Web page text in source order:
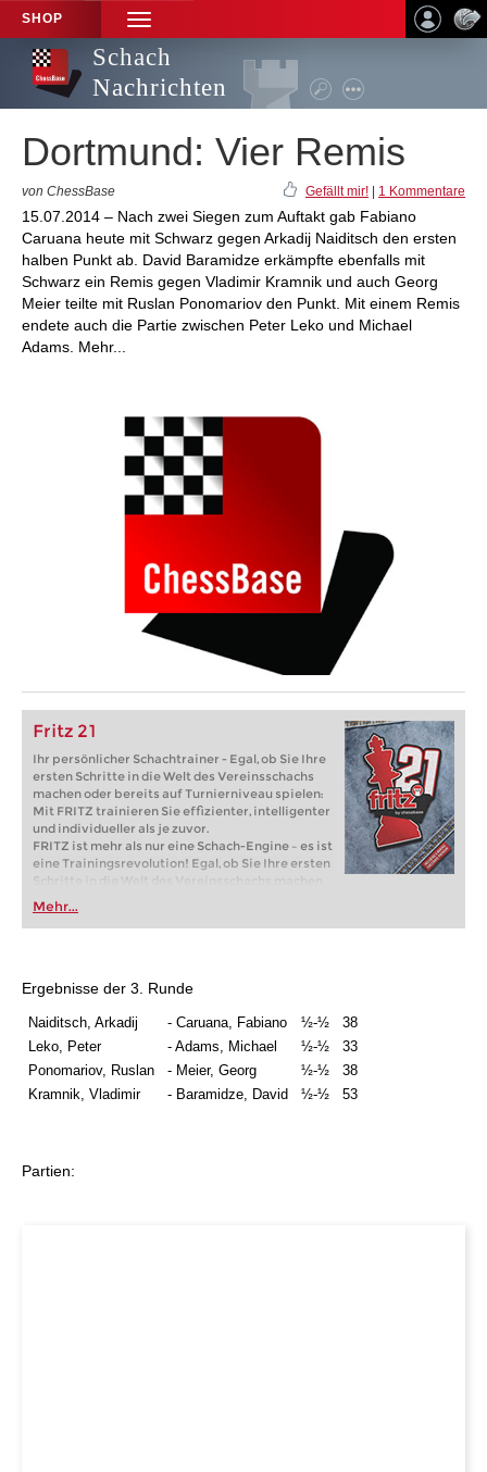
SHOP
TOGGLE
NAVIGATION
Schach
Nachrichten
Dortmund: Vier Remis
von ChessBase Gefällt mir! 1 Kommentare
15.07.2014 – Nach zwei Siegen zum Auftakt gab Fabiano
Caruana heute mit Schwarz gegen Arkadij Naiditsch den ersten
halben Punkt ab. David Baramidze erkämpfte ebenfalls mit
Schwarz ein Remis gegen Vladimir Kramnik und auch Georg
Meier teilte mit Ruslan Ponomariov den Punkt. Mit einem Remis
endete auch die Partie zwischen Peter Leko und Michael
Adams. Mehr...
Fritz 21
Ihr persönlicher Schachtrainer - Egal, ob Sie Ihre
ersten Schritte in die Welt des Vereinsschachs
machen oder bereits auf Turnierniveau spielen:
Mit FRITZ trainieren Sie effizienter, intelligenter
und individueller als je zuvor.
FRITZ ist mehr als nur eine Schach-Engine – es ist
eine Trainingsrevolution! Egal, ob Sie Ihre ersten
Schritte in die Welt des Vereinsschachs machen
oder bereits auf Turnierniveau spielen: Mit
FRITZ trainieren Sie effizienter, intelligenter und
individueller als je zuvor.
Mehr...
Ergebnisse der 3. Runde
Naiditsch, Arkadij - Caruana, Fabiano ½-½
38
Leko, Peter
- Adams, Michael ½-½
33
Ponomariov, Ruslan
- Meier, Georg ½-½
38
Kramnik, Vladimir
- Baramidze, David ½-½ 53
Partien: